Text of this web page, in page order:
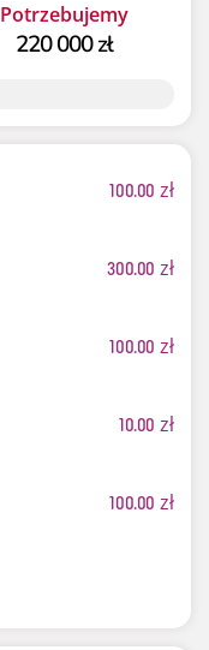
Potrzebujemy
220 000 zł
100.00 zł
300.00 zł
100.00 zł
10.00 zł
100.00 zł